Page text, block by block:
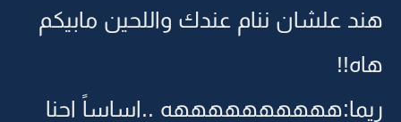
هند علشان ننام عندك واللحين مابيكم
هاه!!
ريما:ههههههههههه ..اساساً احنا